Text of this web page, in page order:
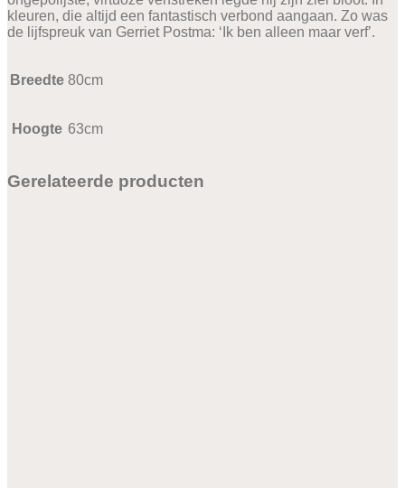
kleuren, die altijd een fantastisch verbond aangaan. Zo was
de lijfspreuk van Gerriet Postma: ‘Ik ben alleen maar verf’.
Breedte 80cm
Hoogte 63cm
Gerelateerde producten